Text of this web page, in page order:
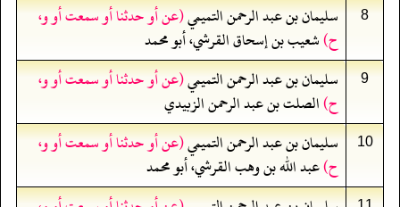
8 سليمان بن عبد الرحمن التميمي(عن أو حدثنا أو سمعت أو و،
ح)شعيب بن إسحاق القرشي، أبو محمد
9 سليمان بن عبد الرحمن التميمي(عن أو حدثنا أو سمعت أو و،
ح)الصلت بن عبد الرحمن الزبيدي
10 سليمان بن عبد الرحمن التميمي(عن أو حدثنا أو سمعت أو و،
ح)عبد الله بن وهب القرشي، أبو محمد